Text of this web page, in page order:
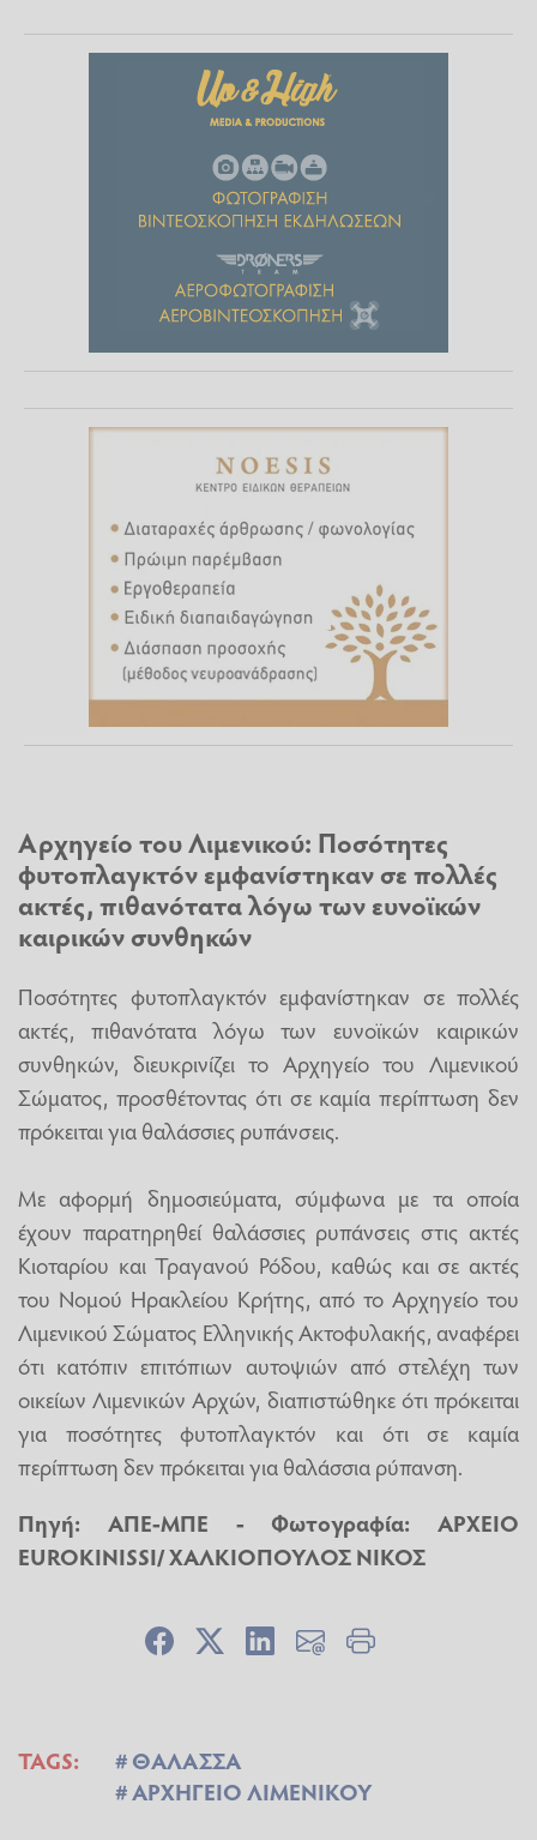
Αρχηγείο του Λιμενικού: Ποσότητες
φυτοπλαγκτόν εμφανίστηκαν σε πολλές
ακτές, πιθανότατα λόγω των ευνοϊκών
καιρικών συνθηκών
Ποσότητες φυτοπλαγκτόν εμφανίστηκαν σε πολλές
ακτές, πιθανότατα λόγω των ευνοϊκών καιρικών
συνθηκών, διευκρινίζει το Αρχηγείο του Λιμενικού
Σώματος, προσθέτοντας ότι σε καμία περίπτωση δεν
πρόκειται για θαλάσσιες ρυπάνσεις.
Με αφορμή δημοσιεύματα, σύμφωνα με τα οποία
έχουν παρατηρηθεί θαλάσσιες ρυπάνσεις στις ακτές
Κιοταρίου και Τραγανού Ρόδου, καθώς και σε ακτές
του Νομού Ηρακλείου Κρήτης, από το Αρχηγείο του
Λιμενικού Σώματος Ελληνικής Ακτοφυλακής, αναφέρει
ότι κατόπιν επιτόπιων αυτοψιών από στελέχη των
οικείων Λιμενικών Αρχών, διαπιστώθηκε ότι πρόκειται
για ποσότητες φυτοπλαγκτόν και ότι σε καμία
περίπτωση δεν πρόκειται για θαλάσσια ρύπανση.
Πηγή: ΑΠΕ-ΜΠΕ - Φωτογραφία: ΑΡΧΕΙΟ
EUROKINISSI/ ΧΑΛΚΙΟΠΟΥΛΟΣ ΝΙΚΟΣ
TAGS:
ΘΑΛΑΣΣΑ
ΑΡΧΗΓΕΙΟ ΛΙΜΕΝΙΚΟΥ